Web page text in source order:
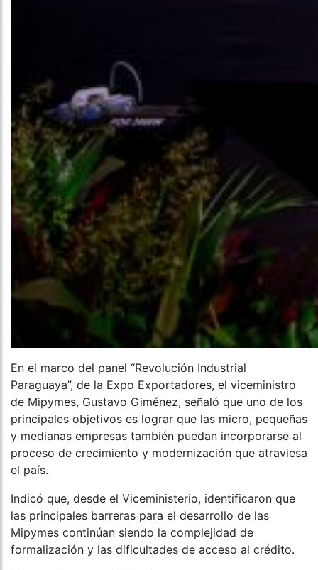
En el marco del panel “Revolución Industrial
Paraguaya”, de la Expo Exportadores, el viceministro
de Mipymes, Gustavo Giménez, señaló que uno de los
principales objetivos es lograr que las micro, pequeñas
y medianas empresas también puedan incorporarse al
proceso de crecimiento y modernización que atraviesa
el país.
Indicó que, desde el Viceministerio, identificaron que
las principales barreras para el desarrollo de las
Mipymes continúan siendo la complejidad de
formalización y las dificultades de acceso al crédito.